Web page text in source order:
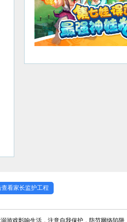
查看家长监护工程
游戏影响生活，注意自我保护，防范网络陷阱